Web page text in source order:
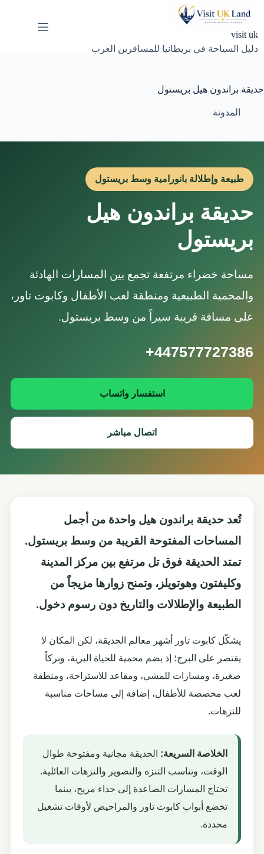
visit uk
دليل السياحة في بريطانيا للمسافرين العرب
حديقة براندون هيل بريستول
المدونة
طبيعة وإطلالة بانورامية وسط بريستول
حديقة براندون هيل
بريستول
مساحة خضراء مرتفعة تجمع بين المسارات الهادئة
والمحمية الطبيعية ومنطقة لعب الأطفال وكابوت تاور،
على مسافة قريبة سيراً من وسط بريستول.
+447577727386
استفسار واتساب
اتصال مباشر
تُعد حديقة براندون هيل واحدة من أجمل
المساحات المفتوحة القريبة من وسط بريستول.
تمتد الحديقة فوق تل مرتفع بين مركز المدينة
وكليفتون وهوتويلز، وتمنح زوارها مزيجاً من
الطبيعة والإطلالات والتاريخ دون رسوم دخول.
يشكّل كابوت تاور أشهر معالم الحديقة، لكن المكان لا
يقتصر على البرج؛ إذ يضم محمية للحياة البرية، وبركاً
صغيرة، ومسارات للمشي، ومقاعد للاستراحة، ومنطقة
لعب مخصصة للأطفال، إضافة إلى مساحات مناسبة
للنزهات.
الخلاصة السريعة: الحديقة مجانية ومفتوحة طوال
الوقت، وتناسب التنزه والتصوير والنزهات العائلية.
تحتاج المسارات الصاعدة إلى حذاء مريح، بينما
تخضع أبواب كابوت تاور والمراحيض لأوقات تشغيل
محددة.